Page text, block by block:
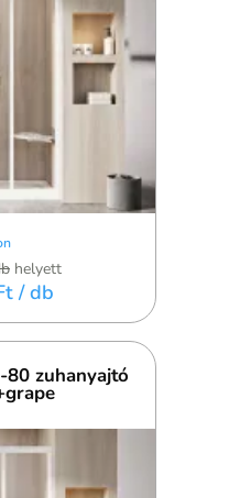
helyett
/ db
80 zuhanyajtó